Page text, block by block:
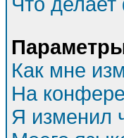
Как мне
На
Я изменил